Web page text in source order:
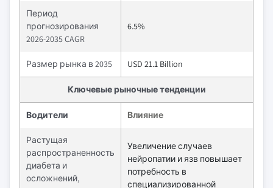
Период
прогнозирования
2026-2035 CAGR
6.5%
Размер рынка в 2035 USD 21.1 Billion
Ключевые рыночные тенденции
Водители Влияние
Растущая
распространенность
диабета и
осложнений,
Увеличение случаев
нейропатии и язв повышает
потребность в
специализированной